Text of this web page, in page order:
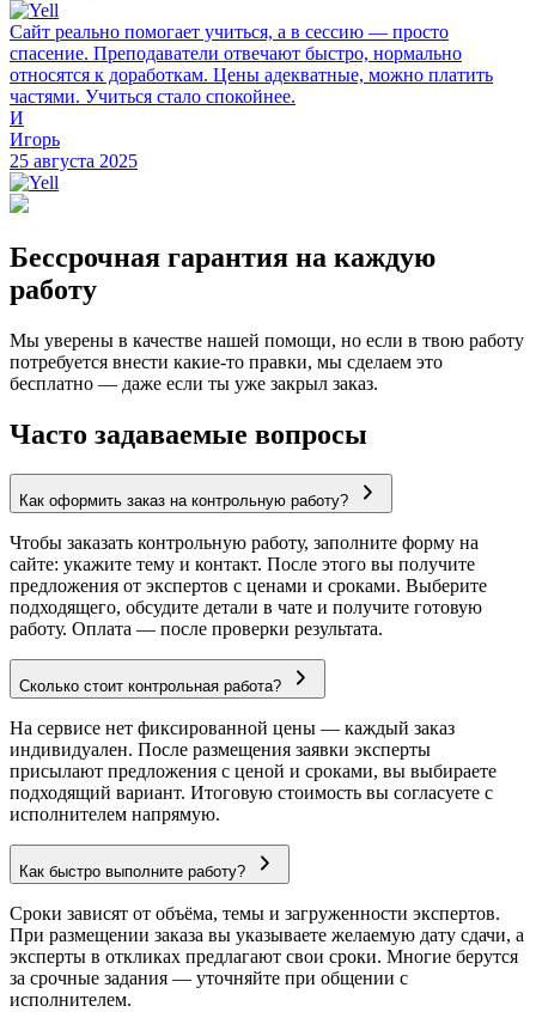
Сайт реально помогает учиться, а в сессию — просто
спасение. Преподаватели отвечают быстро, нормально
относятся к доработкам. Цены адекватные, можно платить
частями. Учиться стало спокойнее.
И
Игорь
25 августа 2025
Бессрочная гарантия на каждую
работу
Мы уверены в качестве нашей помощи, но если в твою работу
потребуется внести какие-то правки, мы сделаем это
бесплатно — даже если ты уже закрыл заказ.
Часто задаваемые вопросы
Как оформить заказ на контрольную работу?
Чтобы заказать контрольную работу, заполните форму на
сайте: укажите тему и контакт. После этого вы получите
предложения от экспертов с ценами и сроками. Выберите
подходящего, обсудите детали в чате и получите готовую
работу. Оплата — после проверки результата.
Сколько стоит контрольная работа?
На сервисе нет фиксированной цены — каждый заказ
индивидуален. После размещения заявки эксперты
присылают предложения с ценой и сроками, вы выбираете
подходящий вариант. Итоговую стоимость вы согласуете с
исполнителем напрямую.
Как быстро выполните работу?
Сроки зависят от объёма, темы и загруженности экспертов.
При размещении заказа вы указываете желаемую дату сдачи, а
эксперты в откликах предлагают свои сроки. Многие берутся
за срочные задания — уточняйте при общении с
исполнителем.